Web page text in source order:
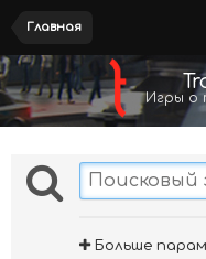
Главная
Игры о
Больше